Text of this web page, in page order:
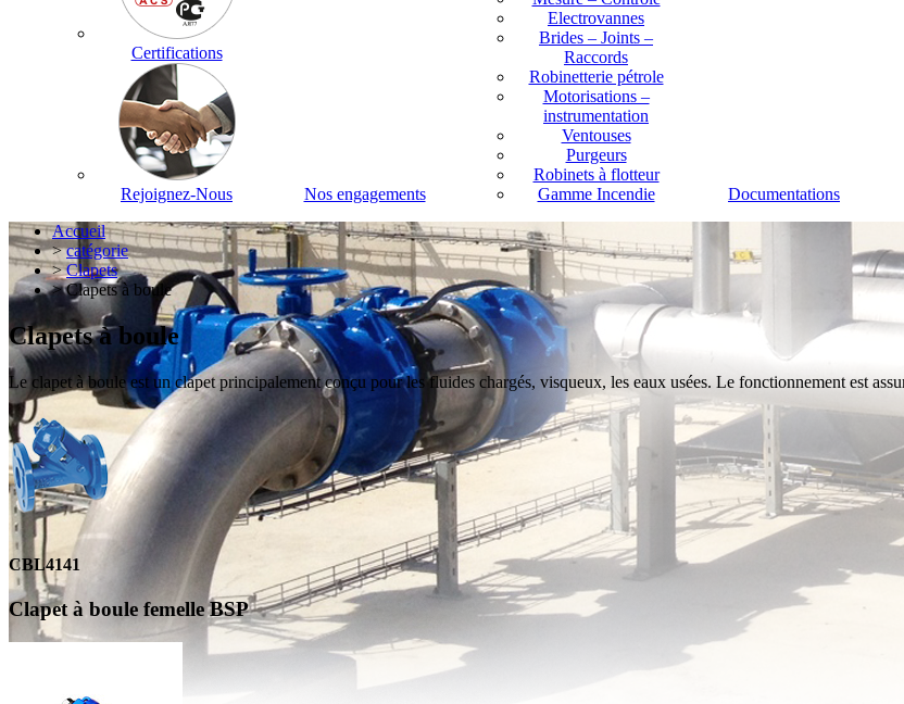
Certifications
Rejoignez-Nous Nos engagements
Electrovannes
Brides – Joints –
Raccords
Robinetterie pétrole
Motorisations –
instrumentation
Ventouses
Purgeurs
Robinets à flotteur
Gamme Incendie
Documentations
Accueil
>catégorie
>Clapets
> Clapets à boule
Clapets à boule
Le clapet à boule est un clapet principalement conçu pour les fluides chargés, visqueux, les eaux usées. Le fonctionnement est
CBL4141
Clapet à boule femelle BSP